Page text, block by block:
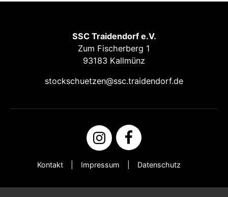
SSC Traidendorf e.V.
Zum Fischerberg 1
93183 Kallmünz
stockschuetzen@ssc.traidendorf.de
Kontakt Impressum Datenschutz